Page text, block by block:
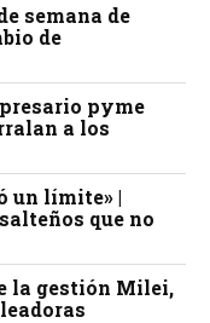
semana de
de
pyme
a los
un límite» |
que no
la gestión Milei,